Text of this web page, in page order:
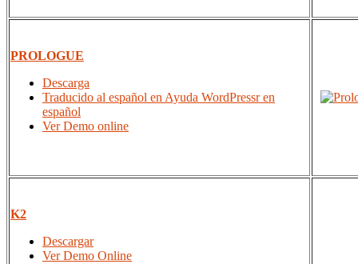
PROLOGUE
Descarga
Traducido al español en Ayuda WordPressr en
español
Ver Demo online
K2
Descargar
Ver Demo Online